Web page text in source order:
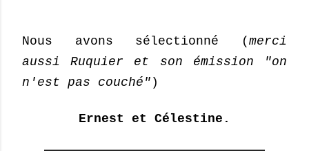
Nous avons sélectionné ( merci
aussi Ruquier et son émission "on
n'est pas couché" )
Ernest et Célestine.